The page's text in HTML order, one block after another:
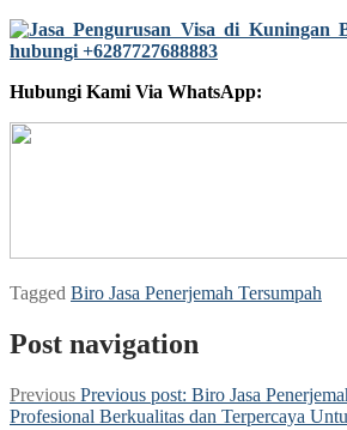
Hubungi Kami Via WhatsApp:
Tagged Biro Jasa Penerjemah Tersumpah
Post navigation
Previous Previous post: Biro Jasa
Profesional Berkualitas dan Terpercaya